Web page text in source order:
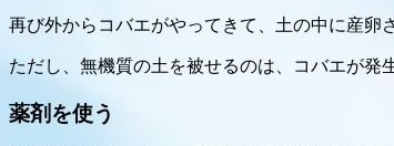
再び外からコバエがやってきて、土の中に産卵
ただし、無機質の土を被せるのは、コバエが発
薬剤を使う